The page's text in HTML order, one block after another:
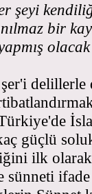
şeyi
bir
şer'i
güçlü
ilk
sünneti